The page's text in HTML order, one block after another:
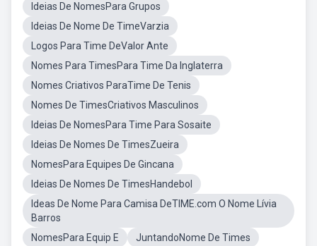
Ideias De NomesPara Grupos
Ideias De Nome De TimeVarzia
Logos Para Time DeValor Ante
Nomes Para TimesPara Time Da Inglaterra
Nomes Criativos ParaTime De Tenis
Nomes De TimesCriativos Masculinos
Ideias De NomesPara Time Para Sosaite
Ideias De Nomes De TimesZueira
NomesPara Equipes De Gincana
Ideias De Nomes De TimesHandebol
Ideas De Nome Para Camisa DeTIME.com O Nome Lívia
Barros
NomesPara Equip E
JuntandoNome De Times